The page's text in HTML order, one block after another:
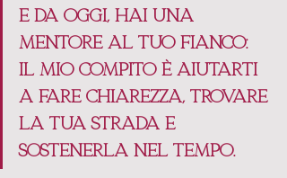
E da oggi, hai una
mentore al tuo fianco:
il mio compito è aiutarti
a fare chiarezza, trovare
la tua strada e
sostenerla nel tempo.